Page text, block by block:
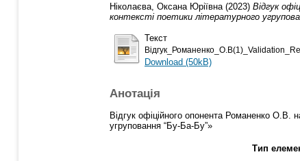
Ніколаєва, Оксана Юріївна (2023) Відгук
контексті поетики літературного
Текст
Download (50kB)
Анотація
Відгук офіційного опонента Романенко О.В.
угруповання “Бу-Ба-Бу”»
Тип